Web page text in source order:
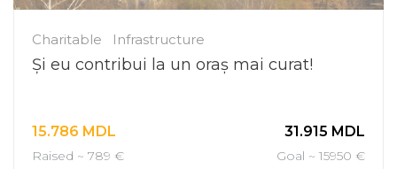
Charitable Infrastructure
Și eu contribui la un oraș mai curat!
15.786 MDL
Raised ~ 789 €
31.915 MDL
Goal ~ 15950 €